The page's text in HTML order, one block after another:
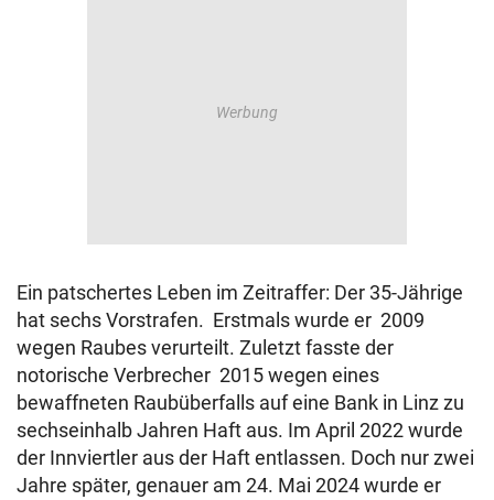
Ein patschertes Leben im Zeitraffer: Der 35-Jährige
hat sechs Vorstrafen. Erstmals wurde er 2009
wegen Raubes verurteilt. Zuletzt fasste der
notorische Verbrecher 2015 wegen eines
bewaffneten Raubüberfalls auf eine Bank in Linz zu
sechseinhalb Jahren Haft aus. Im April 2022 wurde
der Innviertler aus der Haft entlassen. Doch nur zwei
Jahre später, genauer am 24. Mai 2024 wurde er